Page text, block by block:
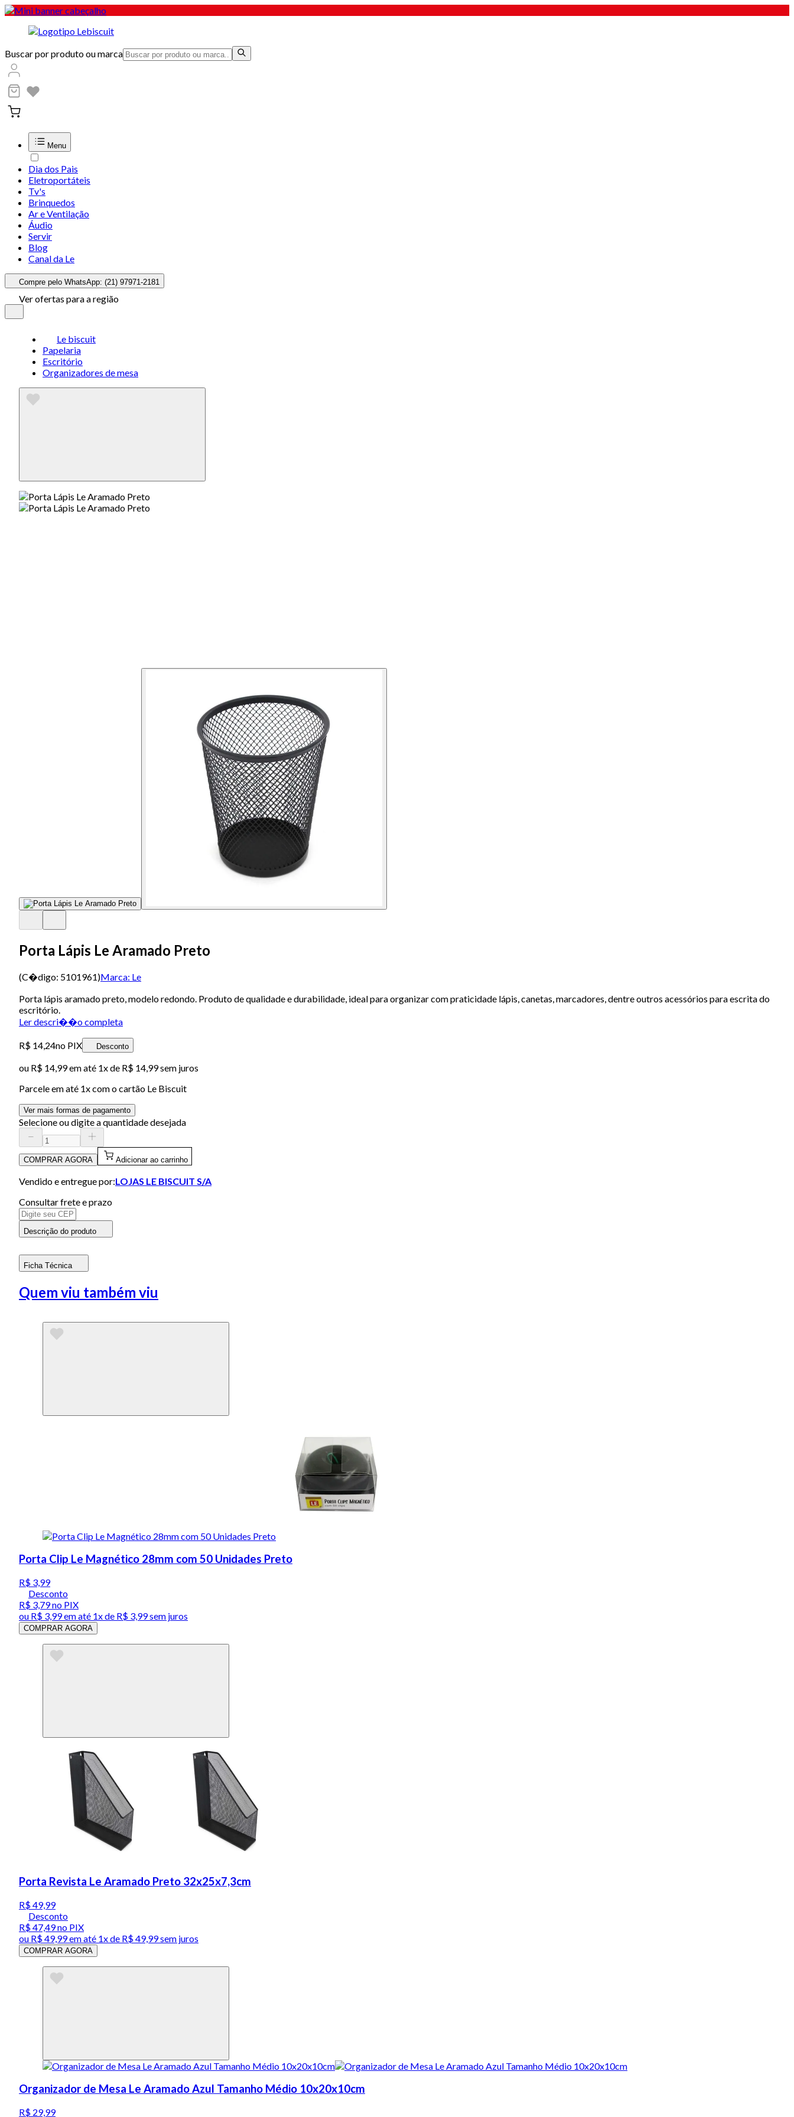
Buscar por produto ou marca
Menu
Dia dos Pais
Eletroportáteis
Tv's
Brinquedos
Ar e Ventilação
Áudio
Servir
Blog
Canal da Le
Compre pelo WhatsApp: (21) 97971-2181
Ver ofertas para a região
Le biscuit
Papelaria
Escritório
Organizadores de mesa
Porta Lápis Le Aramado Preto
(C�digo: 5101961)Marca: Le
Porta lápis aramado preto, modelo redondo. Produto de qualidade e durabilidade, ideal para organizar com praticidade lápis, canetas, marcadores, dentre outros acessórios para escrita do
escritório.
Ler descri��o completa
R$ 14,24no PIX Desconto
ou R$ 14,99em até 1x de R$ 14,99sem juros
Parcele em até 1x com o cartão Le Biscuit
Ver mais formas de pagamento
Selecione ou digite a quantidade desejada
COMPRAR AGORA Adicionar ao carrinho
Vendido e entregue por:LOJAS LE BISCUIT S/A
Consultar frete e prazo
Descrição do produto
Ficha Técnica
Quem viu também viu
Porta Clip Le Magnético 28mm com 50 Unidades Preto
R$ 3,99
Desconto
R$ 3,79no PIX
ou R$ 3,99em até 1x de R$ 3,99sem juros
COMPRAR AGORA
Porta Revista Le Aramado Preto 32x25x7,3cm
R$ 49,99
Desconto
R$ 47,49no PIX
ou R$ 49,99em até 1x de R$ 49,99sem juros
COMPRAR AGORA
Organizador de Mesa Le Aramado Azul Tamanho Médio 10x20x10cm
R$ 29,99